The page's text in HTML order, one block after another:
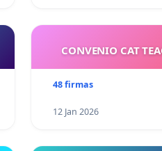
CONVENIO CAT
48 firmas
12 Jan 2026